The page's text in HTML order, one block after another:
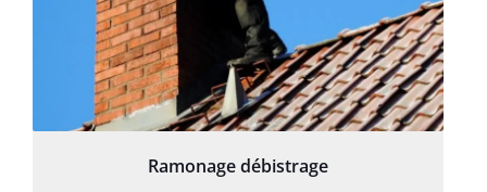
Ramonage débistrage